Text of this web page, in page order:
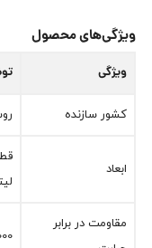
ویژگی‌های محصول
ویژگی
کشور سازنده
ابعاد
مقاومت در برابر
1000 درجه